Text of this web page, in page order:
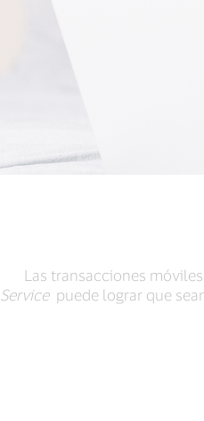
Las transacciones
Servicepuede lograr que